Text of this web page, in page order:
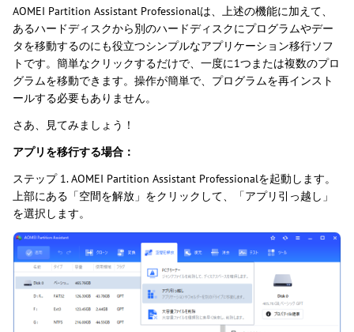
AOMEI Partition Assistant Professionalは、上述の機能に加えて、
あるハードディスクから別のハードディスクにプログラムやデー
タを移動するのにも役立つシンプルなアプリケーション移行ソフ
トです。簡単なクリックするだけで、一度に1つまたは複数のプロ
グラムを移動できます。操作が簡単で、プログラムを再インスト
ールする必要もありません。
さあ、見てみましょう！
アプリを移行する場合：
ステップ 1. AOMEI Partition Assistant Professionalを起動します。
上部にある「空間を解放」をクリックして、「アプリ引っ越し」
を選択します。